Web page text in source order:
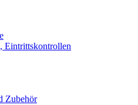
Eintrittskontrollen
Zubehör